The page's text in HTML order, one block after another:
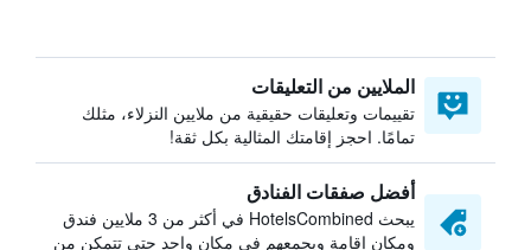
الملايين من التعليقات
تقييمات وتعليقات حقيقية من ملايين النزلاء، مثلك
تمامًا. احجز إقامتك المثالية بكل ثقة!
أفضل صفقات الفنادق
يبحث HotelsCombined في أكثر من 3 ملايين فندق
ومكان إقامة ويجمعهم في مكان واحد حتى تتمكن من